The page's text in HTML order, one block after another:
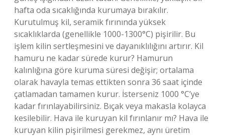
hafta oda sıcaklığında kurumaya bırakılır.
Kurutulmuş kil, seramik fırınında yüksek
sıcaklıklarda (genellikle 1000-1300°C) pişirilir. Bu
işlem kilin sertleşmesini ve dayanıklılığını artırır. Kil
hamuru ne kadar sürede kurur? Hamurun
kalınlığına göre kuruma süresi değişir; ortalama
olarak havayla temas ettikten sonra 36 saat içinde
çatlamadan tamamen kurur. İsterseniz 1000 °C’ye
kadar fırınlayabilirsiniz. Bıçak veya makasla kolayca
kesilebilir. Hava ile kuruyan kil fırınlanır mı? Hava ile
kuruyan kilin pişirilmesi gerekmez, aynı üretim